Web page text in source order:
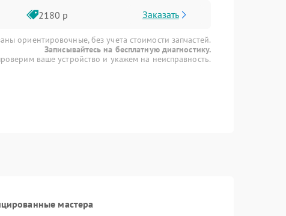
2180 р Заказать
ориентировочные, без учета стоимости запчастей.
Записывайтесь на бесплатную диагностику.
ваше устройство и укажем на неисправность.
мастера